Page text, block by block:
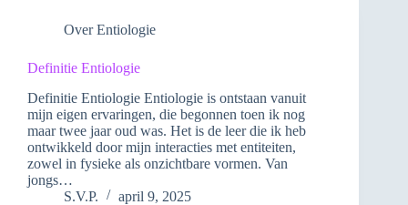
Over Entiologie
Definitie Entiologie
Definitie Entiologie Entiologie is ontstaan vanuit
mijn eigen ervaringen, die begonnen toen ik nog
maar twee jaar oud was. Het is de leer die ik heb
ontwikkeld door mijn interacties met entiteiten,
zowel in fysieke als onzichtbare vormen. Van
jongs…
S.V.P.
april 9, 2025